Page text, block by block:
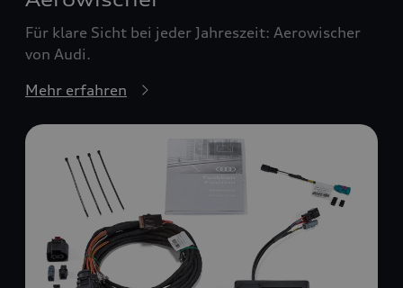
Für klare Sicht bei jeder Jahreszeit: Aerowischer
von Audi.
Mehr erfahren